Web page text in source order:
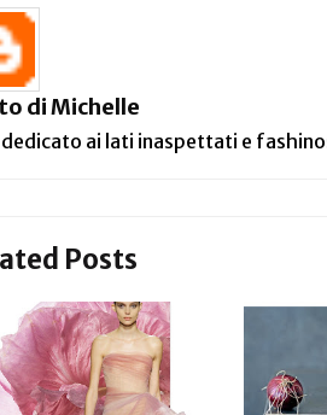
di Michelle
dedicato ai lati inaspettati e
Posts